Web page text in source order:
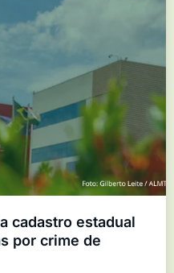
cadastro estadual
por crime de